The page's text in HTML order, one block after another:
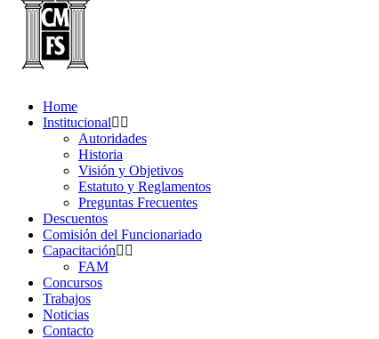
Home
Institucional
Autoridades
Historia
Visión y Objetivos
Estatuto y Reglamentos
Preguntas Frecuentes
Descuentos
Comisión del Funcionariado
Capacitación
FAM
Concursos
Trabajos
Noticias
Contacto